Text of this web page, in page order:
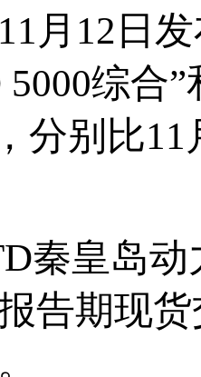
月12日
综合
分别比
皇岛动
告期现